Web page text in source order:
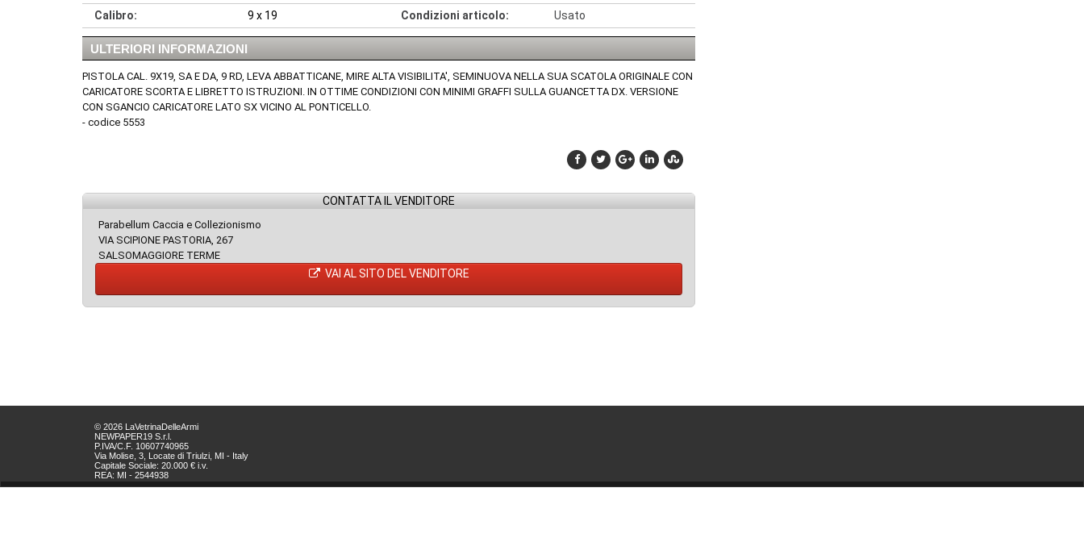
Calibro:
9 x 19 Condizioni articolo: Usato
ULTERIORI INFORMAZIONI
PISTOLA CAL. 9X19, SA E DA, 9 RD, LEVA ABBATTICANE, MIRE ALTA VISIBILITA', SEMINUOVA NELLA SUA SCATOLA ORIGINALE CON
CARICATORE SCORTA E LIBRETTO ISTRUZIONI. IN OTTIME CONDIZIONI CON MINIMI GRAFFI SULLA GUANCETTA DX. VERSIONE
CON SGANCIO CARICATORE LATO SX VICINO AL PONTICELLO.
- codice 5553
CONTATTA IL VENDITORE
Parabellum Caccia e Collezionismo
VIA SCIPIONE PASTORIA, 267
SALSOMAGGIORE TERME
VAI AL SITO DEL VENDITORE
© 2026 LaVetrinaDelleArmi
NEWPAPER19 S.r.l.
P.IVA/C.F. 10607740965
Via Molise, 3, Locate di Triulzi, MI - Italy
Capitale Sociale: 20.000 € i.v.
REA: MI - 2544938